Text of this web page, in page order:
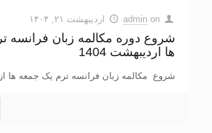
admin on اردیبهشت ۲۱, ۱۴۰۴
ها اردیبهشت 1404
شروع مکالمه زبان فرانسه ترم یک جمعه ها از 19 اردیبهشت